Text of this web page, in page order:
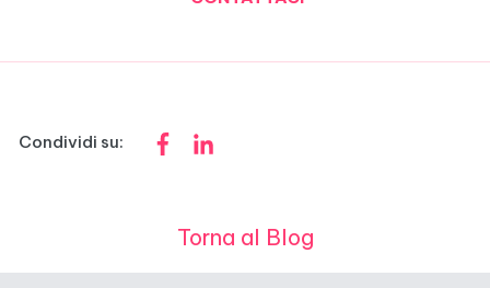
Condividi su:
Torna al Blog